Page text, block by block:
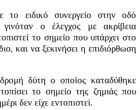
το ειδικό συνεργείο στην οδό
ο έλεγχος με ακρίβεια
το σημείο που υπάρχει στο
και να ξεκινήσει η επιδιόρθωση
δύτη ο οποίος καταδύθηκε
το σημείο της ζημιάς που
δεν είχε εντοπιστεί.